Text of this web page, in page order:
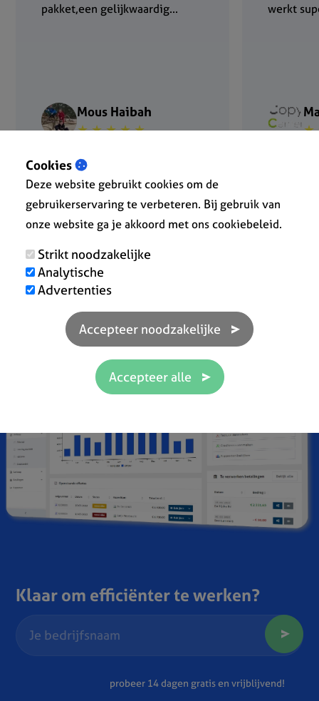
pakket,een gelijkwaardig...
Mous Haibah
★ ★ ★ ★ ★
werkt
★
Klaar om efficiënter te werken?
probeer 14 dagen gratis en vrijblijvend!
Cookies
Deze website gebruikt cookies om de
gebruikerservaring te verbeteren. Bij gebruik van
onze website ga je akkoord met ons cookiebeleid.
Strikt noodzakelijke
Analytische
Advertenties